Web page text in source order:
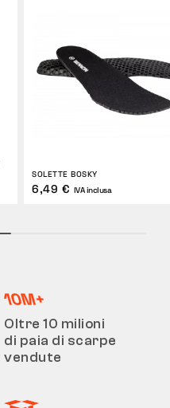
SOLETTE BOSKY
6,49 € IVA inclusa
Oltre 10 milioni
di paia di scarpe
vendute